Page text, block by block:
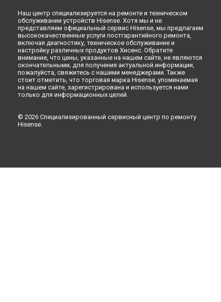
Наш центр специализируется на ремонте и техническом
обслуживании устройств Hisense. Хотя мы и не
представляем официальный сервис Hisense, мы предлагаем
высококачественные услуги постгарантийного ремонта,
включая диагностику, техническое обслуживание и
настройку различных продуктов Хисенс. Обратите
внимание, что цены, указанные на нашем сайте, не являются
окончательными; для получения актуальной информации,
пожалуйста, свяжитесь с нашими менеджерами. Также
стоит отметить, что торговая марка Hisense, упоминаемая
на нашем сайте, зарегистрирована и используется нами
только для информационных целей.
© 2026 Специализированный сервисный центр по ремонту
Hisense.